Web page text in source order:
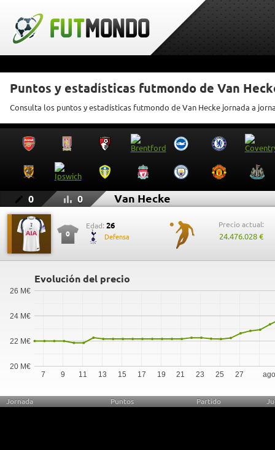
Puntos y estadísticas futmondo de Van
Consulta los puntos y estadísticas futmondo de Van Hecke jornada a
0 0 Van Hecke
0
Edad: 26
Defensa
Precio actual:
24.476.028 €
Evolución del precio
7 9 11 13 15 17 19 21 23 25 27
20 M€
22 M€
24 M€
26 M€
Jornada Puntos Partido